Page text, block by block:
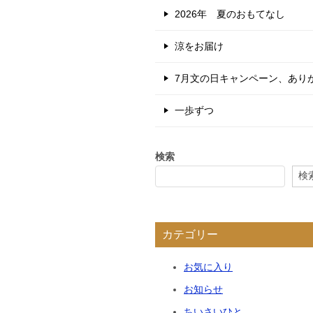
2026年 夏のおもてなし
涼をお届け
7月文の日キャンペーン、あり
一歩ずつ
検索
検
カテゴリー
お気に入り
お知らせ